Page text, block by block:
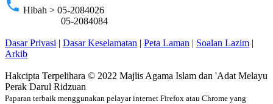
phone Hibah > 05-2084026
05-2084084
Dasar Privasi | Dasar Keselamatan | Peta Laman | Soalan Lazim |
Arkib
Hakcipta Terpelihara © 2022 Majlis Agama Islam dan 'Adat Melayu
Perak Darul Ridzuan
Paparan terbaik menggunakan pelayar internet Firefox atau Chrome yang